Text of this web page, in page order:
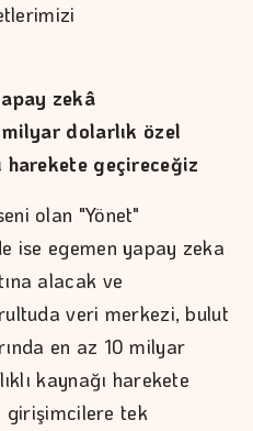
zekâ
dolarlık özel
harekete geçireceğiz
olan "Yönet"
ise egemen yapay zeka
alacak ve
veri merkezi, bulut
en az 10 milyar
kaynağı harekete
girişimcilere tek